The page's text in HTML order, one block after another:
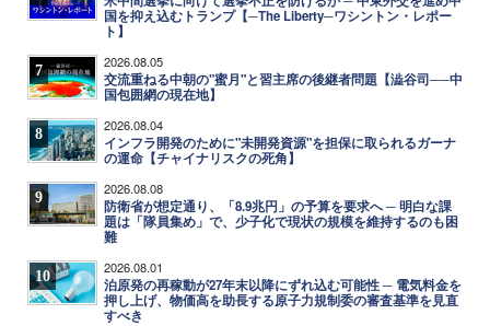
国を抑え込むトランプ【─The Liberty─ワシントン・レポー
ト】
7 2026.08.05
交流重ねる中朝の"蜜月"と習主席の後継者問題【澁谷司──中
国包囲網の現在地】
8 2026.08.04
インフラ開発のために"未開発資源"を担保に取られるガーナ
の運命【チャイナリスクの死角】
9 2026.08.08
防衛省が想定通り、「8.9兆円」の予算を要求へ ─ 明白な課
題は「隊員集め」で、少子化で現状の規模を維持するのも困
難
10 2026.08.01
泊原発の再稼動が27年末以降にずれ込む可能性 ─ 電気料金を
押し上げ、物価高を助長する原子力規制委の審査基準を見直
すべき